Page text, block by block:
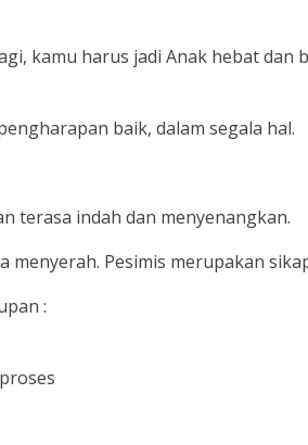
kamu harus jadi Anak hebat dan
baik, dalam segala hal.
terasa indah dan menyenangkan.
Pesimis merupakan
: